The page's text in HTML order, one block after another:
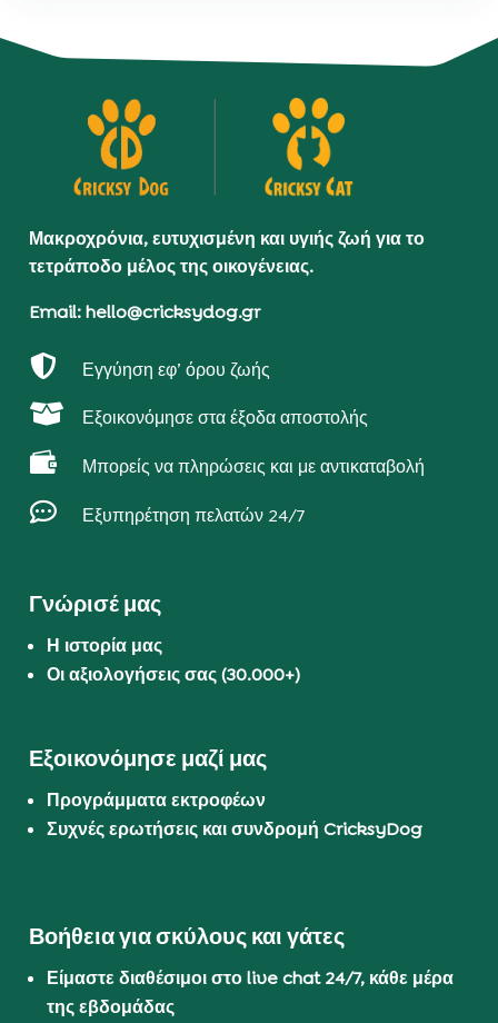
Μακροχρόνια, ευτυχισμένη και υγιής ζωή για το
τετράποδο μέλος της οικογένειας.
Email: hello@cricksydog.gr
 Εγγύηση εφ’ όρου ζωής
 Εξοικονόμησε στα έξοδα αποστολής
 Μπορείς να πληρώσεις και με αντικαταβολή
 Εξυπηρέτηση πελατών 24/7
Γνώρισέ μας
Η ιστορία μας
Οι αξιολογήσεις σας (30.000+)
Εξοικονόμησε μαζί μας
Προγράμματα εκτροφέων
Συχνές ερωτήσεις και συνδρομή CricksyDog
Βοήθεια για σκύλους και γάτες
Είμαστε διαθέσιμοι στο live chat 24/7, κάθε μέρα
της εβδομάδας